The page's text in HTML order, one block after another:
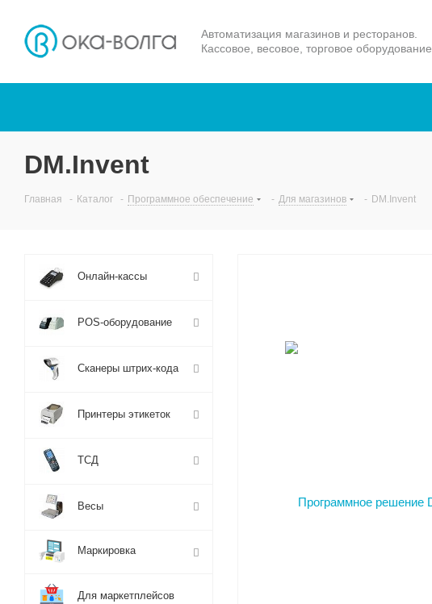
Автоматизация магазинов и ресторанов.
Кассовое, весовое, торговое оборудование.
DM.Invent
Главная - Каталог - Программное обеспечение - Для магазинов - DM.Invent
Онлайн-кассы
POS-оборудование
Сканеры штрих-кода
Принтеры этикеток
ТСД
Весы
Маркировка
Для маркетплейсов